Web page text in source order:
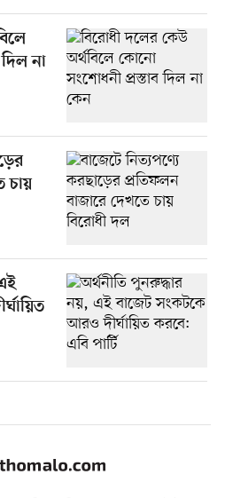
না
চায়